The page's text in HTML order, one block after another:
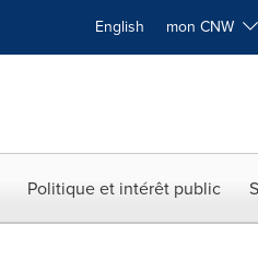
English mon CNW
Politique et intérêt public